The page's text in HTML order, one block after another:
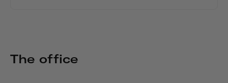
The office